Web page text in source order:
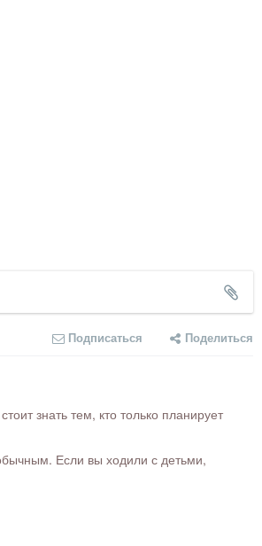
Подписаться Поделиться
знать тем, кто только планирует
Если вы ходили с детьми,